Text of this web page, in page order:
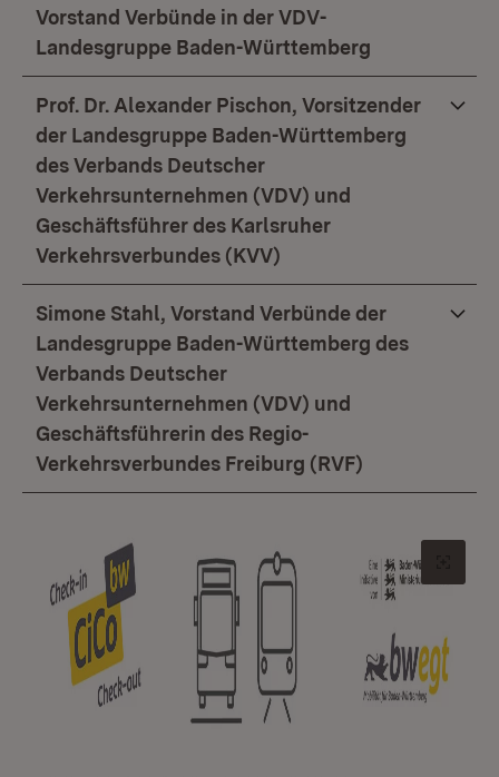
Vorstand Verbünde in der VDV-
Landesgruppe Baden-Württemberg
Prof. Dr. Alexander Pischon, Vorsitzender
der Landesgruppe Baden-Württemberg
des Verbands Deutscher
Verkehrsunternehmen (VDV) und
Geschäftsführer des Karlsruher
Verkehrsverbundes (KVV)
Simone Stahl, Vorstand Verbünde der
Landesgruppe Baden-Württemberg des
Verbands Deutscher
Verkehrsunternehmen (VDV) und
Geschäftsführerin des Regio-
Verkehrsverbundes Freiburg (RVF)